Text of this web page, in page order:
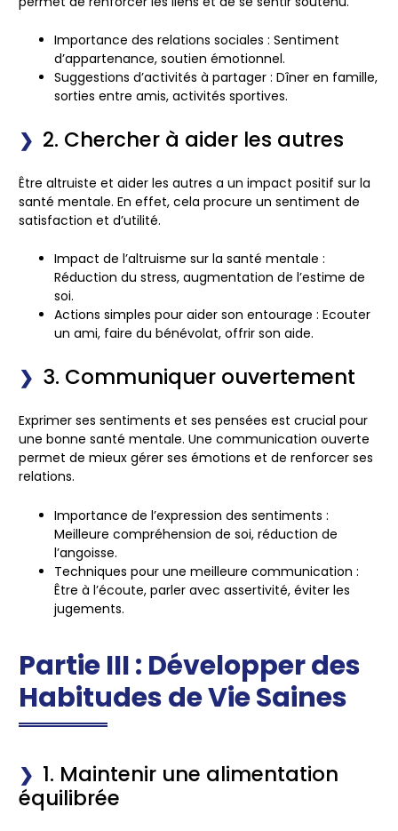
Importance des relations sociales : Sentiment
d’appartenance, soutien émotionnel.
Suggestions d’activités à partager : Dîner en famille,
sorties entre amis, activités sportives.
2. Chercher à aider les autres
Être altruiste et aider les autres a un impact positif sur la
santé mentale. En effet, cela procure un sentiment de
satisfaction et d’utilité.
Impact de l’altruisme sur la santé mentale :
Réduction du stress, augmentation de l’estime de
soi.
Actions simples pour aider son entourage : Ecouter
un ami, faire du bénévolat, offrir son aide.
3. Communiquer ouvertement
Exprimer ses sentiments et ses pensées est crucial pour
une bonne santé mentale. Une communication ouverte
permet de mieux gérer ses émotions et de renforcer ses
relations.
Importance de l’expression des sentiments :
Meilleure compréhension de soi, réduction de
l’angoisse.
Techniques pour une meilleure communication :
Être à l’écoute, parler avec assertivité, éviter les
jugements.
Partie III : Développer des
Habitudes de Vie Saines
1. Maintenir une alimentation
équilibrée